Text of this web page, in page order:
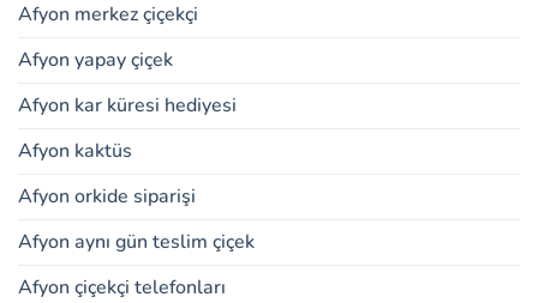
Afyon merkez çiçekçi
Afyon yapay çiçek
Afyon kar küresi hediyesi
Afyon kaktüs
Afyon orkide siparişi
Afyon aynı gün teslim çiçek
Afyon çiçekçi telefonları